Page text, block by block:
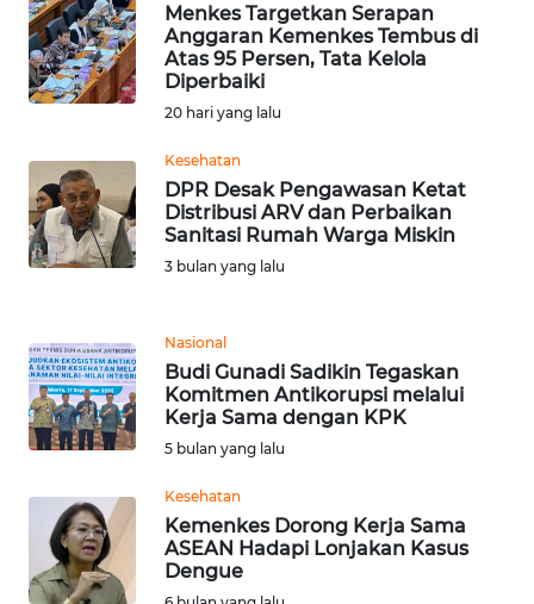
Menkes Targetkan Serapan
Anggaran Kemenkes Tembus di
Atas 95 Persen, Tata Kelola
Diperbaiki
20 hari yang lalu
Kesehatan
DPR Desak Pengawasan Ketat
Distribusi ARV dan Perbaikan
Sanitasi Rumah Warga Miskin
3 bulan yang lalu
Nasional
Budi Gunadi Sadikin Tegaskan
Komitmen Antikorupsi melalui
Kerja Sama dengan KPK
5 bulan yang lalu
Kesehatan
Kemenkes Dorong Kerja Sama
ASEAN Hadapi Lonjakan Kasus
Dengue
OLAHRAGA
OPINI
EDITORIAL
Informasi
KONTAK
KAMI
TENTANG
KAMI